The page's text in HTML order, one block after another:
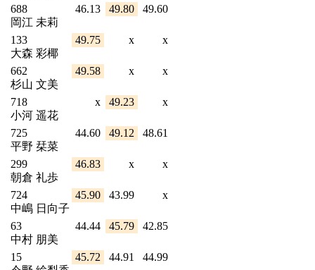
688
岡江 未莉
46.13 49.80 49.60
133
大森 彩椰
49.75 x x
662
杉山 文美
49.58 x x
718
小河 遥花
x 49.23 x
725
平野 栞菜
44.60 49.12 48.61
299
朝倉 礼歩
46.83 x x
724
中嶋 日向子
45.90 43.99 x
63
中村 朋美
44.44 45.79 42.85
15
45.72 44.91 44.99